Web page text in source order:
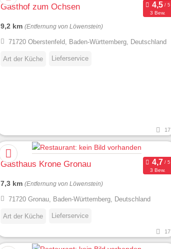
Gasthof zum Ochsen
3 Bew.
9,2 km (Entfernung von Löwenstein)
71720 Oberstenfeld, Baden-Württemberg, Deutschland
Art der Küche Lieferservice
17
Gasthaus Krone Gronau
3 Bew.
7,3 km (Entfernung von Löwenstein)
71720 Gronau, Baden-Württemberg, Deutschland
Art der Küche Lieferservice
17